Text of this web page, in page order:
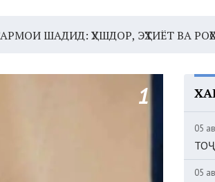
ҲУШДОР, ЭҲТИЁТ ВА РОҲҲОИ ҲИФЗИ
05
05